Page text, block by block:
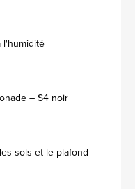
l'humidité
– S4 noir
sols et le plafond